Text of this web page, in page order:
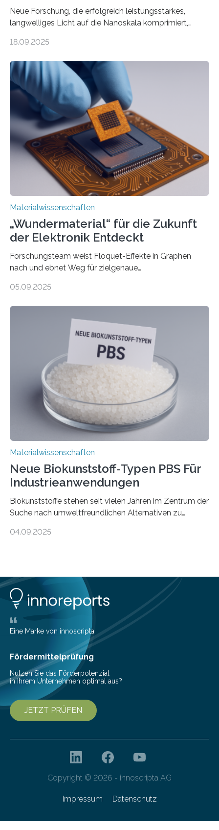
Neue Forschung, die erfolgreich leistungsstarkes,
langwelliges Licht auf die Nanoskala komprimiert,
optoelektronischen Geräten ermöglichen, geleitet von
Forschung, die erfolgreich leistungsstarkes,
langwelliges Licht auf die Nanoskala komprimiert,
könnte Fortschritte in der Terahertz-Optik und bei
optoelektronischen Geräten ermöglichen, geleitet von
Vanderbilt und dem Fritz-Haber-Institut Josh Caldwell,
Professor für Maschinenbau und Direktor des
interdisziplinären Graduiertenprogramms für
Materialwissenschaften an der Vanderbilt University,
und Alexander Paarmann vom Fritz-Haber-Institut
leiteten ein internationales Forschungsprojekt, das…
18.09.2025
Materialwissenschaften
„Wundermaterial“ für die Zukunft
der Elektronik Entdeckt
Forschungsteam weist Floquet-Effekte in Graphen
nach und ebnet Weg für zielgenaue
– nur eine Atomlage dick, aber extrem leitfähig und
Sensoren, leistungsstarken Batterien und effizienten
Solarzellen. Eine neue Studie hebt das Potenzial nun
noch auf ein neues Level: Zum ersten Mal haben
Forschende an der Universität Göttingen gemeinsam
mit Kollegen aus Braunschweig, Bremen und der
Schweiz direkt beobachtet, wie in Graphen…
05.09.2025
Materialwissenschaften
Neue Biokunststoff-Typen PBS Für
Industrieanwendungen
Biokunststoffe stehen seit vielen Jahren im Zentrum der
Suche nach umweltfreundlichen Alternativen zu
an fossilen Rohstoffen reduzieren, schonen Ressourcen
lassen. Genau daran arbeitet das Fraunhofer-Institut für
Angewandte Polymerforschung IAP im Potsdam
Science Park und stellt seine Entwicklungen im Bereich
biobasierter und bioabbaubarer Kunststoffe auf der K
Messe 2025 vor, der internationalen…
04.09.2025
Eine Marke von innoscripta
Fördermittelprüfung
Nutzen Sie das Förderpotenzial
in Ihrem Unternehmen optimal aus?
JETZT PRÜFEN
Copyright © 2026 - innoscripta AG
Impressum Datenschutz